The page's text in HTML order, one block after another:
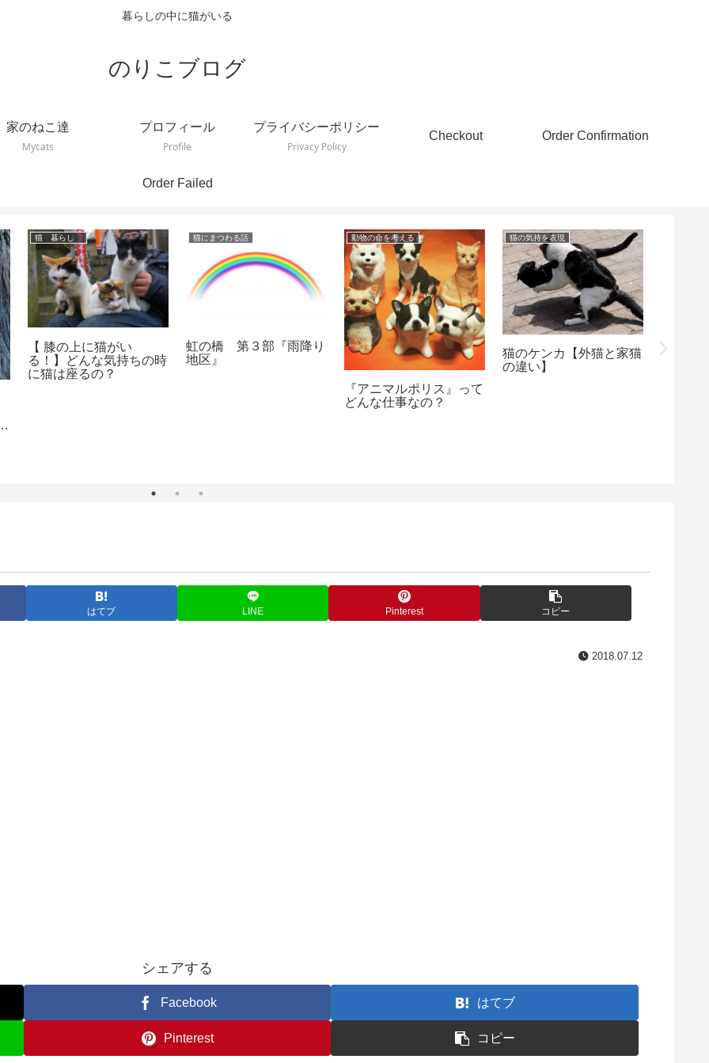
暮らしの中に猫がいる
のりこブログ
家のねこ達
Mycats
プロフィール
Profile
プライバシーポリシー
Privacy Policy
Checkout Order Confirmation
Order Failed
猫 暮らし
【 膝の上に猫がい
る！】どんな気持ちの時
に猫は座るの？
猫にまつわる話
虹の橋 第３部『雨降り
地区』
動物の命を考える
『アニマルポリス』って
どんな仕事なの？
猫の気持を表現
猫のケンカ【外猫と家猫
の違い】
虹の橋
はてブ LINE Pinterest コピー
2018.07.12
シェアする
Facebook はてブ
Pinterest コピー